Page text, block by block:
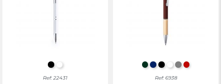
ZWART
WIT
Ref: 22431
DONKERGROEN
MARINEBLAUW
ZWART
WITGRIJSROOD
Ref: 6938